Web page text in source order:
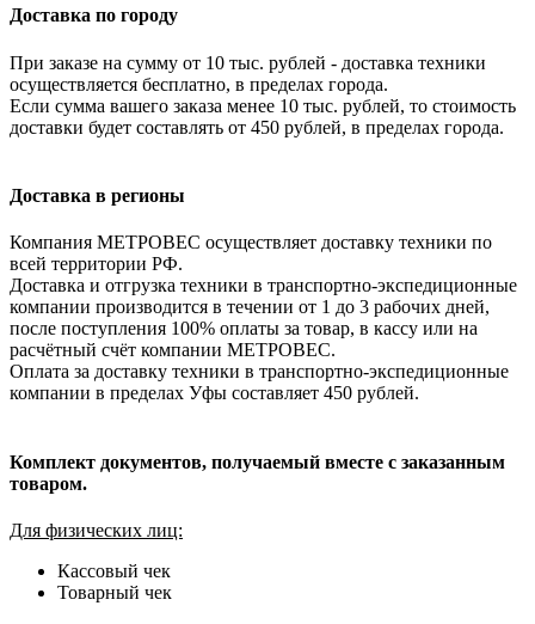
Доставка по городу
При заказе на сумму от 10 тыс. рублей - доставка техники
осуществляется бесплатно, в пределах города.
Если сумма вашего заказа менее 10 тыс. рублей, то стоимость
доставки будет составлять от 450 рублей, в пределах города.
Доставка в регионы
Компания МЕТРОВЕС осуществляет доставку техники по
всей территории РФ.
Доставка и отгрузка техники в транспортно-экспедиционные
компании производится в течении от 1 до 3 рабочих дней,
после поступления 100% оплаты за товар, в кассу или на
расчётный счёт компании МЕТРОВЕС.
Оплата за доставку техники в транспортно-экспедиционные
компании в пределах Уфы составляет 450 рублей.
Комплект документов, получаемый вместе с заказанным
товаром.
Для физических лиц:
Кассовый чек
Товарный чек